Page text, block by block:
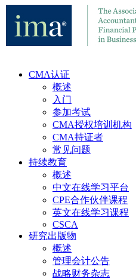
CMA认证
概述
入门
参加考试
CMA授权培训机构
CMA持证者
常见问题
持续教育
概述
中文在线学习平台
CPE合作伙伴课程
英文在线学习课程
CSCA
研究出版物
概述
管理会计公告
战略财务杂志